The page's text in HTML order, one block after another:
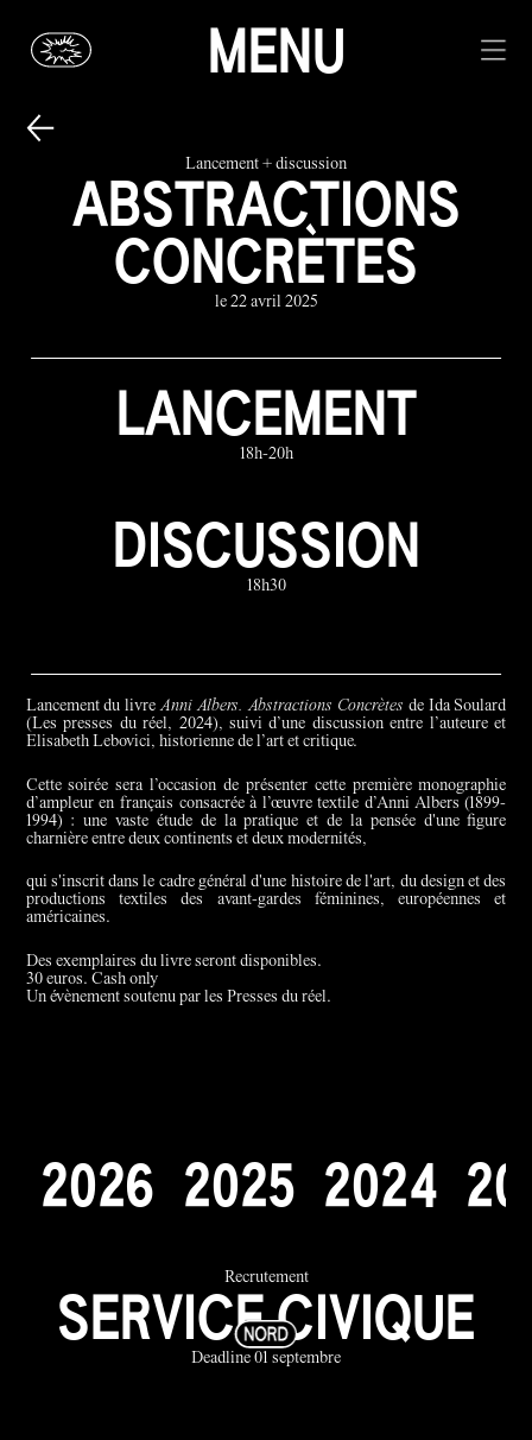
MENU
Lancement + discussion
ABSTRACTIONS
CONCRÈTES
le 22 avril 2025
LANCEMENT
18h-20h
DISCUSSION
18h30
Lancement du livreAnni Albers. Abstractions Concrètes de Ida Soulard
(Les presses du réel, 2024), suivi d’une discussion entre l’auteure et
Elisabeth Lebovici, historienne de l’art et critique.
Cette soirée sera l’occasion de présenter cette première monographie
d’ampleur en français consacrée à l’œuvre textile d’Anni Albers (1899-
1994) : une vaste étude de la pratique et de la pensée d'une figure
charnière entre deux continents et deux modernités,
qui s'inscrit dans le cadre général d'une histoire de l'art, du design et des
productions textiles des avant-gardes féminines, européennes et
américaines.
Des exemplaires du livre seront disponibles.
30 euros. Cash only
Un évènement soutenu par les Presses du réel.
2026 2025 2024 20
Recrutement
SERVICE CIVIQUE
Deadline 01 septembre